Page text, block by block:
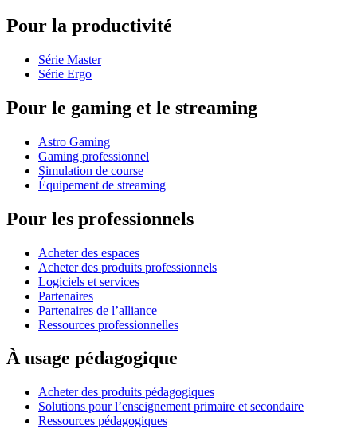
Pour la productivité
Série Master
Série Ergo
Pour le gaming et le streaming
Astro Gaming
Gaming professionnel
Simulation de course
Équipement de streaming
Pour les professionnels
Acheter des espaces
Acheter des produits professionnels
Logiciels et services
Partenaires
Partenaires de l’alliance
Ressources professionnelles
À usage pédagogique
Acheter des produits pédagogiques
Solutions pour l’enseignement primaire et secondaire
Ressources pédagogiques